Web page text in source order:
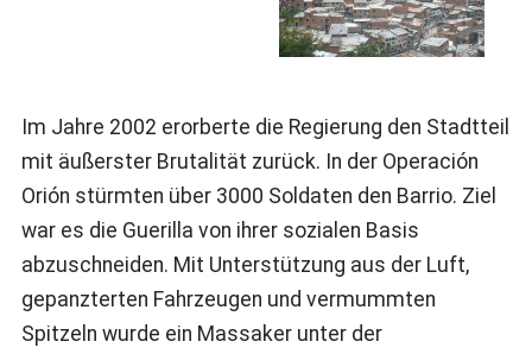
Im Jahre 2002 erorberte die Regierung den Stadtteil
mit äußerster Brutalität zurück. In der Operación
Orión stürmten über 3000 Soldaten den Barrio. Ziel
war es die Guerilla von ihrer sozialen Basis
abzuschneiden. Mit Unterstützung aus der Luft,
gepanzterten Fahrzeugen und vermummten
Spitzeln wurde ein Massaker unter der